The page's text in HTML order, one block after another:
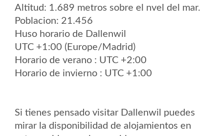
Altitud: 1.689 metros sobre el nvel del mar.
Poblacion: 21.456
Huso horario de Dallenwil
UTC +1:00 (Europe/Madrid)
Horario de verano : UTC +2:00
Horario de invierno : UTC +1:00
Si tienes pensado visitar Dallenwil puedes
mirar la disponibilidad de alojamientos en